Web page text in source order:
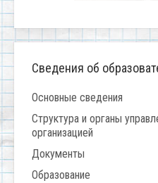
Сведения об
Основные сведения
Структура и органы
организацией
Документы
Образование